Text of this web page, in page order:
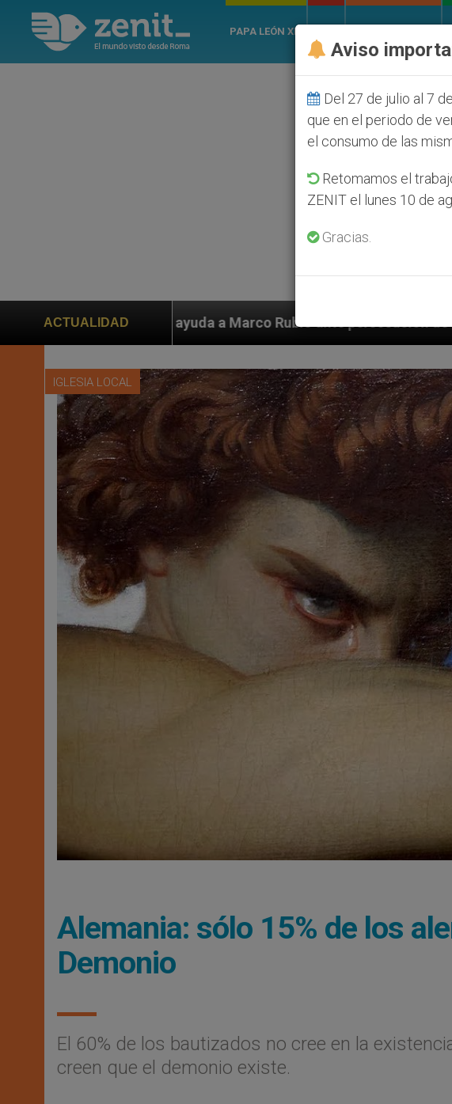
PAPA LEÓN XIV
ACTUALIDAD
a Marco Rubio ante persecución de colonos judíos que afecta a
IGLESIA LOCAL
Alemania: sólo 15% de los
Demonio
El 60% de los bautizados no cree en la
creen que el demonio existe.
Aviso
Del 27 de julio al 7
que en el periodo de
el consumo de las
Retomamos el
ZENIT el lunes 10 de
Gracias.